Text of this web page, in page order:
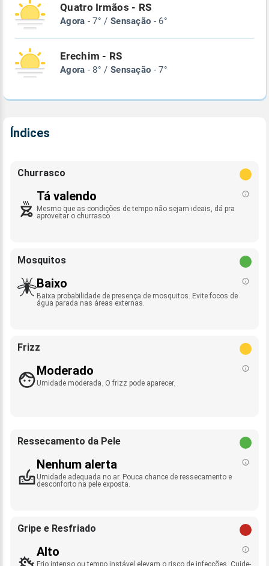
Quatro Irmãos - RS
Agora - 7° / Sensação - 6°
Erechim - RS
Agora - 8° / Sensação - 7°
Índices
Churrasco
Tá valendo
Mesmo que as condições de tempo não sejam ideais, dá pra
aproveitar o churrasco.
Mosquitos
Baixo
Baixa probabilidade de presença de mosquitos. Evite focos de
água parada nas áreas externas.
Frizz
Moderado
Umidade moderada. O frizz pode aparecer.
Ressecamento da Pele
Nenhum alerta
Umidade adequada no ar. Pouca chance de ressecamento e
desconforto na pele exposta.
Gripe e Resfriado
Alto
Frio intenso ou tempo instável elevam o risco de infecções. Cuide-